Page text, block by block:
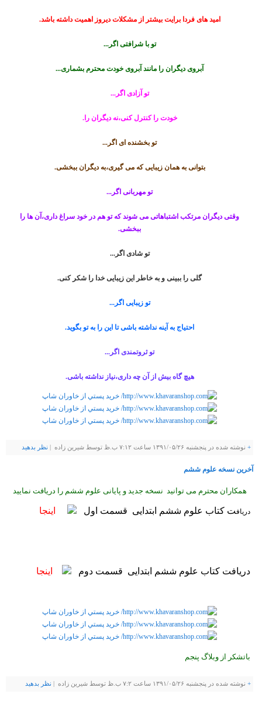
امید های فردا برایت بیشتر از مشکلات دیروز اهمیت داشته باشد.
تو با شرافتی اگر...
آبروی دیگران را مانند آبروی خودت محترم بشماری...
تو آزادی اگر...
خودت را کنترل کنی،نه دیگران را.
تو بخشنده ای اگر...
بتوانی به همان زیبایی که می گیری،به دیگران ببخشی.
تو مهربانی اگر...
وقتی دیگران مرتکب اشتباهاتی می شوند که تو هم در خود سراغ داری،آن ها را
ببخشی.
تو شادی اگر...
گلی را ببینی و به خاطر این زیبایی خدا را شکر کنی.
تو زیبایی اگر...
احتیاج به آینه نداشته باشی تا این را به تو بگوید.
تو ثروتمندی اگر...
هیچ گاه بیش از آن چه داری،نیاز نداشته باشی.
+ نوشته شده در پنجشنبه ۱۳۹۱/۰۵/۲۶ ساعت ۷:۱۲ ب.ظ توسط شيرين زاده | نظر بدهيد
آخرین نسخه علوم ششم
همکاران محترم می توانید نسخه جدید و پایانی علوم ششم را دریافت نمایید
دریافت کتاب علوم ششم ابتدایی قسمت اول اینجا
دریافت کتاب علوم ششم ابتدایی قسمت دوم اینجا
باتشکر از وبلاگ پنجم
+ نوشته شده در پنجشنبه ۱۳۹۱/۰۵/۲۶ ساعت ۷:۲ ب.ظ توسط شيرين زاده | نظر بدهيد